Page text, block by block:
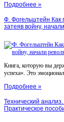
Подробнее »
Ф. Фогельштейн Как
затеяв войну,
Книга, которую вы
успеха». Это
Подробнее »
Технический
Практическое